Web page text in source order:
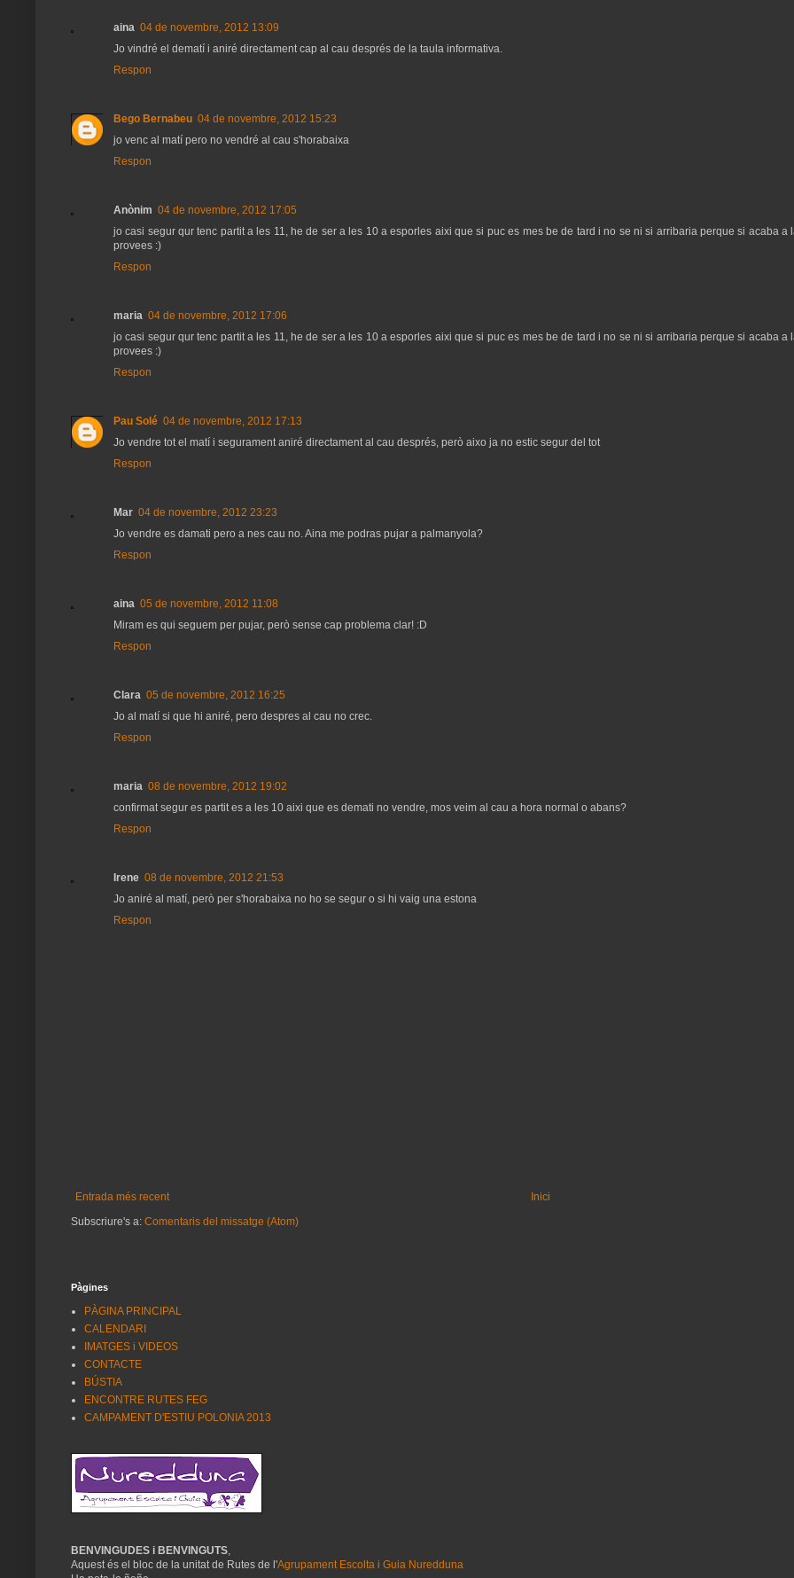
aina 04 de novembre, 2012 13:09
Jo vindré el dematí i aniré directament cap al cau després de la taula informativa.
Respon
Bego Bernabeu 04 de novembre, 2012 15:23
jo venc al matí pero no vendré al cau s'horabaixa
Respon
Anònim 04 de novembre, 2012 17:05
jo casi segur qur tenc partit a les 11, he de ser a les 10 a esporles aixi que si puc es mes be de tard i no se ni si arribaria perque si acaba
provees :)
Respon
maria 04 de novembre, 2012 17:06
jo casi segur qur tenc partit a les 11, he de ser a les 10 a esporles aixi que si puc es mes be de tard i no se ni si arribaria perque si acaba
provees :)
Respon
Pau Solé 04 de novembre, 2012 17:13
Jo vendre tot el matí i segurament aniré directament al cau després, però aixo ja no estic segur del tot
Respon
Mar 04 de novembre, 2012 23:23
Jo vendre es damati pero a nes cau no. Aina me podras pujar a palmanyola?
Respon
aina 05 de novembre, 2012 11:08
Miram es qui seguem per pujar, però sense cap problema clar! :D
Respon
Clara 05 de novembre, 2012 16:25
Jo al matí si que hi aniré, pero despres al cau no crec.
Respon
maria 08 de novembre, 2012 19:02
confirmat segur es partit es a les 10 aixi que es demati no vendre, mos veim al cau a hora normal o abans?
Respon
Irene 08 de novembre, 2012 21:53
Jo aniré al matí, però per s'horabaixa no ho se segur o si hi vaig una estona
Respon
Entrada més recent
Inici
Subscriure's a: Comentaris del missatge (Atom)
Pàgines
PÀGINA PRINCIPAL
CALENDARI
IMATGES i VIDEOS
CONTACTE
BÚSTIA
ENCONTRE RUTES FEG
CAMPAMENT D'ESTIU POLONIA 2013
BENVINGUDES i BENVINGUTS
Aquest és el bloc de la unitat de Rutes de l'Agrupament Escolta i Guia Nuredduna